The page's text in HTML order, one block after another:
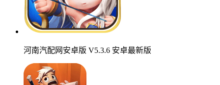
河南汽配网安卓版 V5.3.6 安卓最新版